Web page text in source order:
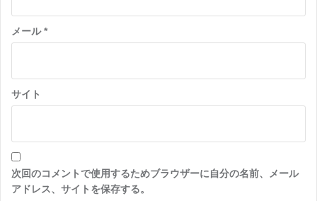
メール*
サイト
次回のコメントで使用するためブラウザーに自分の名前、メール
アドレス、サイトを保存する。